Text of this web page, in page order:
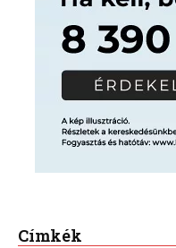
Címkék